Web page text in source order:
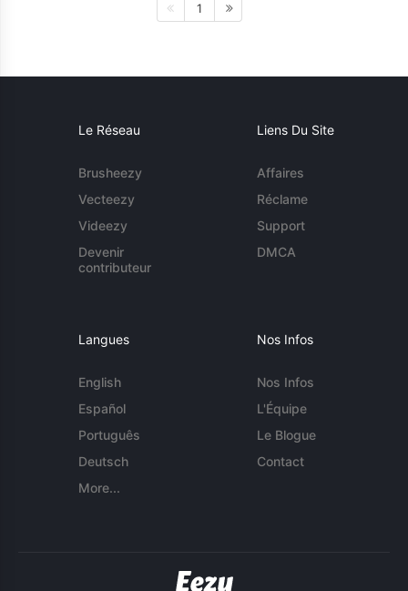
1
Le Réseau
Brusheezy
Vecteezy
Videezy
Devenir
contributeur
Liens Du Site
Affaires
Réclame
Support
DMCA
Langues
English
Español
Português
Deutsch
More...
Nos Infos
Nos Infos
L'Équipe
Le Blogue
Contact